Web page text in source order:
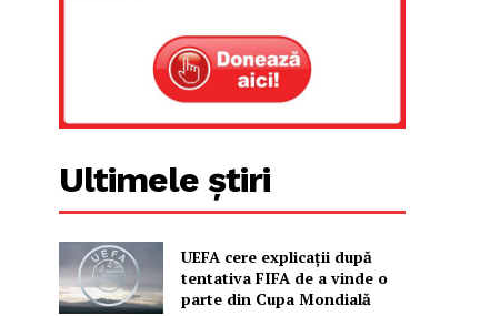
Ultimele știri
UEFA cere explicații după
tentativa FIFA de a vinde o
parte din Cupa Mondială